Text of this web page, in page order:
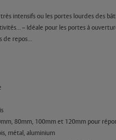
intensifs ou les portes lourdes des
– Idéale pour les portes à
de repos...
80mm, 100mm et 120mm pour
métal, aluminium